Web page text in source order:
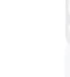
Bintech Gece
Güvenlik
Bintech'in gece
hareket algılama
kolay kurulumu ve